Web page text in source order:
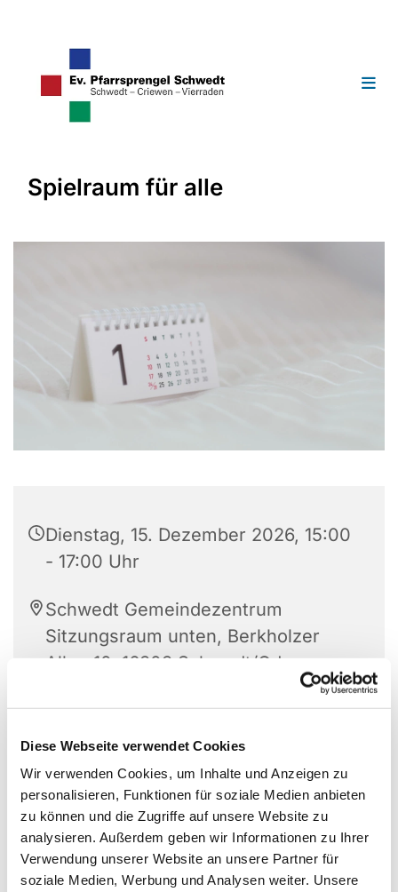
Diese Webseite verwendet Cookies
Wir verwenden Cookies, um Inhalte und Anzeigen zu
personalisieren, Funktionen für soziale Medien anbieten
zu können und die Zugriffe auf unsere Website zu
analysieren. Außerdem geben wir Informationen zu Ihrer
Verwendung unserer Website an unsere Partner für
soziale Medien, Werbung und Analysen weiter. Unsere
Spielraum für alle
Dienstag, 15. Dezember 2026, 15:00
- 17:00 Uhr
Schwedt Gemeindezentrum
Sitzungsraum unten, Berkholzer
Allee 10, 16303 Schwedt/Oder
Frau Splinter